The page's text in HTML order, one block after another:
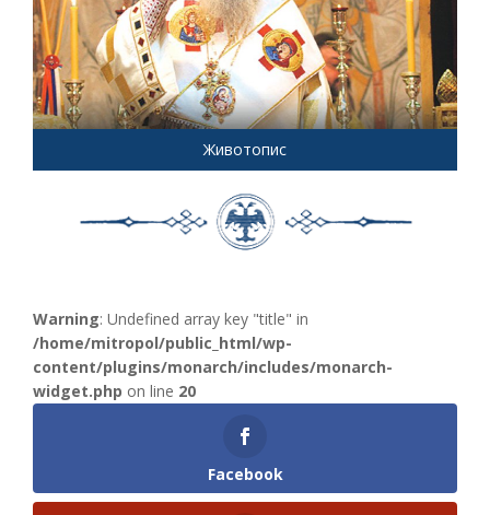
Животопис
Warning: Undefined array key "title" in
/home/mitropol/public_html/wp-
content/plugins/monarch/includes/monarch-
widget.php on line 20
Facebook